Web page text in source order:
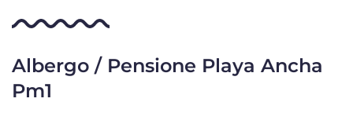
Albergo / Pensione Playa Ancha
Pm1